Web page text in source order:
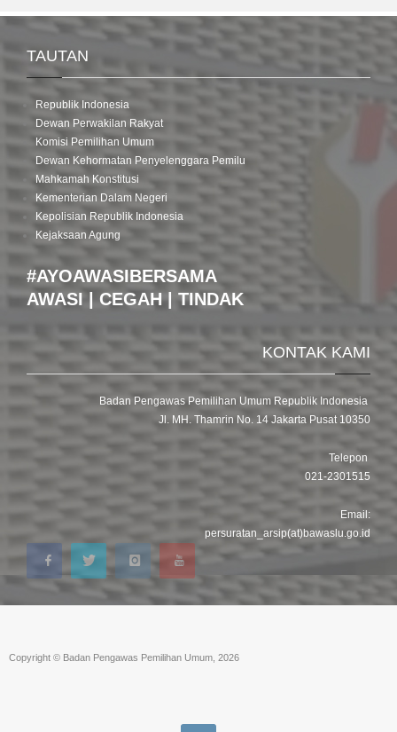
TAUTAN
Republik Indonesia
Dewan Perwakilan Rakyat
Komisi Pemilihan Umum
Dewan Kehormatan Penyelenggara Pemilu
Mahkamah Konstitusi
Kementerian Dalam Negeri
Kepolisian Republik Indonesia
Kejaksaan Agung
#AYOAWASIBERSAMA
AWASI | CEGAH | TINDAK
KONTAK KAMI
Badan Pengawas Pemilihan Umum Republik Indonesia
Jl. MH. Thamrin No. 14 Jakarta Pusat 10350
Telepon
021-2301515
Email:
persuratan_arsip(at)bawaslu.go.id
Copyright © Badan Pengawas Pemilihan Umum, 2026